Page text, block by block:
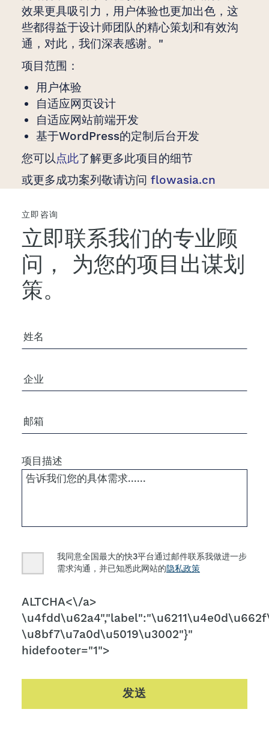
效果更具吸引力，用户体验也更加出色，这
些都得益于设计师团队的精心策划和有效沟
通，对此，我们深表感谢。"
项目范围：
用户体验
自适应网页设计
自适应网站前端开发
基于WordPress的定制后台开发
您可以点此了解更多此项目的细节
或更多成功案列敬请访问 flowasia.cn
立即咨询
立即联系我们的专业顾
问，
为您的项目出谋划
策。
您的姓名
公司/组织
电子邮箱
项目描述
Consent
我同意全国最大的快3平台通过邮件联系我做进一步
需求沟通，并已知悉此网站的隐私政策
CAPTCHA
ALTCHA<\/a>
\u8bf7\u7a0d\u5019\u3002"}"
hidefooter="1">
发送